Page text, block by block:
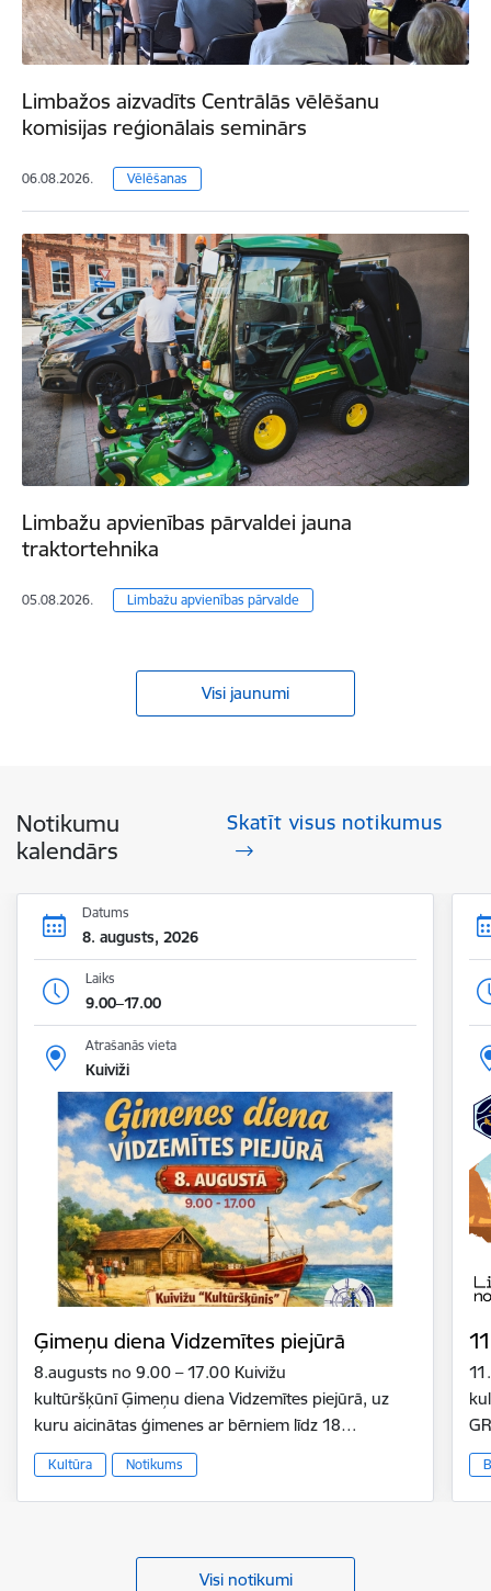
Limbažos aizvadīts Centrālās vēlēšanu
komisijas reģionālais seminārs
06.08.2026. Vēlēšanas
Limbažu apvienības pārvaldei jauna
traktortehnika
05.08.2026. Limbažu apvienības pārvalde
Visi jaunumi
Notikumu
kalendārs
Skatīt visus notikumus
Datums
8. augusts, 2026
Laiks
9.00–17.00
Atrašanās vieta
Kuiviži
Ģimeņu diena Vidzemītes piejūrā
8.augusts no 9.00 – 17.00 Kuivižu
kultūršķūnī Ģimeņu diena Vidzemītes piejūrā, uz
kuru aicinātas ģimenes ar bērniem līdz 18…
Kultūra Notikums
Visi notikumi